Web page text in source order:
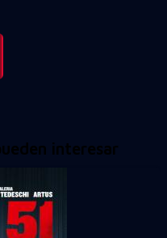
interesar